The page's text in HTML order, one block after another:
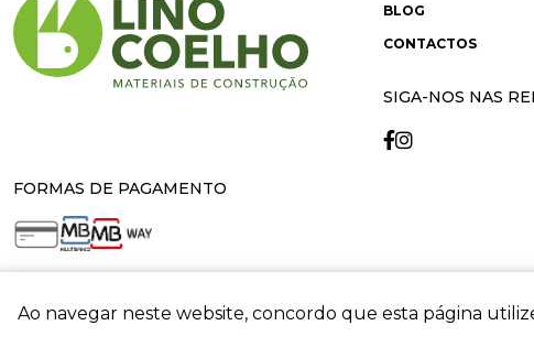
Ao navegar neste website, concordo que esta página
FORMAS DE PAGAMENTO
BLOG
CONTACTOS
SIGA-NOS NAS
critec